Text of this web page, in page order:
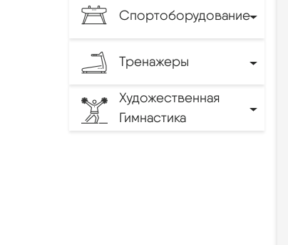
Спортоборудование
Тренажеры
Художественная
Гимнастика